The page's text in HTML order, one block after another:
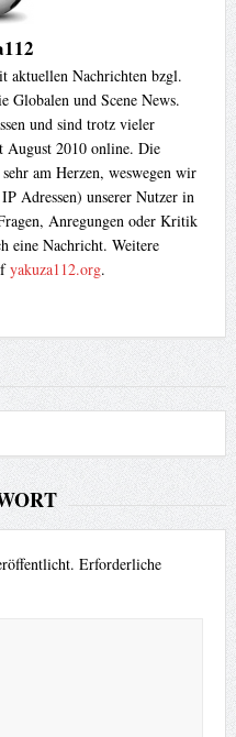
aktuellen Nachrichten bzgl.
Globalen und Scene News.
und sind trotz vieler
August 2010 online. Die
am Herzen, weswegen wir
Adressen) unserer Nutzer in
Anregungen oder Kritik
eine Nachricht. Weitere
yakuza112.org.
Erforderliche